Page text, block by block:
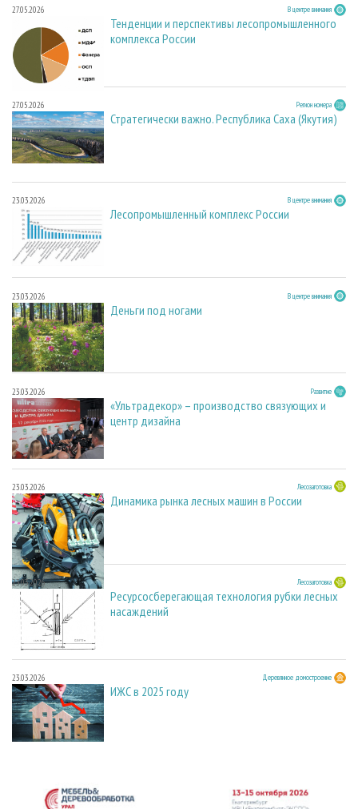
27.05.2026 В центре внимания
Тенденции и перспективы лесопромышленного
комплекса России
27.05.2026 Регион номера
Стратегически важно. Республика Саха (Якутия)
23.03.2026 В центре внимания
Лесопромышленный комплекс России
23.03.2026 В центре внимания
Деньги под ногами
23.03.2026 Развитие
«Ультрадекор» – производство связующих и
центр дизайна
23.03.2026 Лесозаготовка
Динамика рынка лесных машин в России
23.03.2026 Лесозаготовка
Ресурсосберегающая технология рубки лесных
насаждений
23.03.2026 Деревянное домостроение
ИЖС в 2025 году